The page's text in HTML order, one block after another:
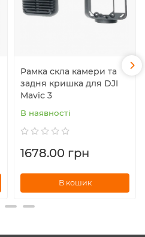
Рамка скла камери та
задня кришка для DJI
Mavic 3
В наявності
1678.00 грн
В кошик